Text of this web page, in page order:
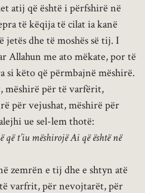
atij që është i përfshirë në
të këqija të cilat ia kanë
jetës dhe të moshës së tij. I
Allahun me ato mëkate, por të
si këto që përmbajnë mëshirë.
mëshirë për të varfërit,
për vejushat, mëshirë për
ue sel-lem thotë:
t’iu mëshirojë Ai që është në
zemrën e tij dhe e shtyn atë
varfrit, për nevojtarët, për